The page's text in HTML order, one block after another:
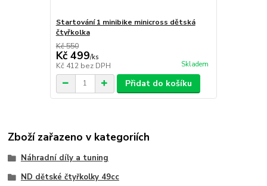
Startování 1 minibike minicross dětská
čtyřkolka
Kč 550
Kč 499/ks
Kč 412 bez DPH Skladem
Přidat do košíku
Zboží zařazeno v kategoriích
Náhradní díly a tuning
ND dětské čtyřkolky 49cc